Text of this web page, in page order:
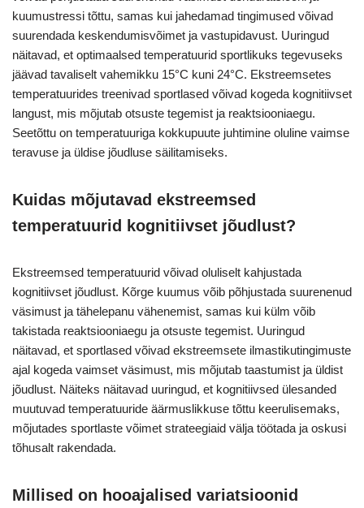
kuumustressi tõttu, samas kui jahedamad tingimused võivad
suurendada keskendumisvõimet ja vastupidavust. Uuringud
näitavad, et optimaalsed temperatuurid sportlikuks tegevuseks
jäävad tavaliselt vahemikku 15°C kuni 24°C. Ekstreemsetes
temperatuurides treenivad sportlased võivad kogeda kognitiivset
langust, mis mõjutab otsuste tegemist ja reaktsiooniaegu.
Seetõttu on temperatuuriga kokkupuute juhtimine oluline vaimse
teravuse ja üldise jõudluse säilitamiseks.
Kuidas mõjutavad ekstreemsed
temperatuurid kognitiivset jõudlust?
Ekstreemsed temperatuurid võivad oluliselt kahjustada
kognitiivset jõudlust. Kõrge kuumus võib põhjustada suurenenud
väsimust ja tähelepanu vähenemist, samas kui külm võib
takistada reaktsiooniaegu ja otsuste tegemist. Uuringud
näitavad, et sportlased võivad ekstreemsete ilmastikutingimuste
ajal kogeda vaimset väsimust, mis mõjutab taastumist ja üldist
jõudlust. Näiteks näitavad uuringud, et kognitiivsed ülesanded
muutuvad temperatuuride äärmuslikkuse tõttu keerulisemaks,
mõjutades sportlaste võimet strateegiaid välja töötada ja oskusi
tõhusalt rakendada.
Millised on hooajalised variatsioonid